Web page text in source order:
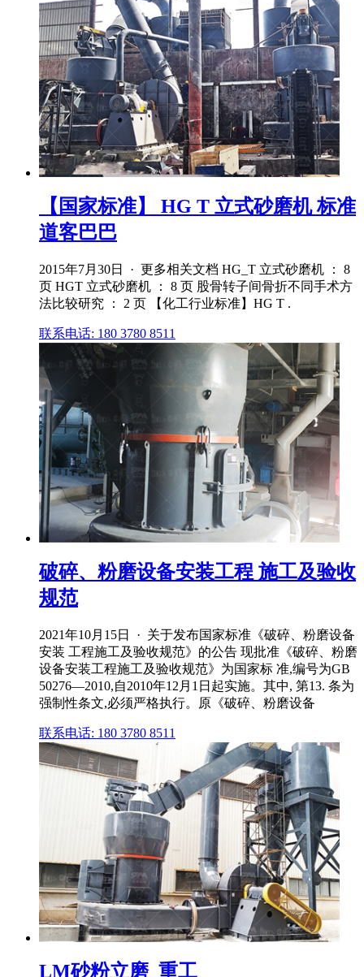
【国家标准】 HG T 立式砂磨机 标准
道客巴巴
2015年7月30日 · 更多相关文档 HG_T 立式砂磨机 ： 8
页 HGT 立式砂磨机 ： 8 页 股骨转子间骨折不同手术方
法比较研究 ： 2 页 【化工行业标准】HG T .
联系电话: 180 3780 8511
破碎、粉磨设备安装工程 施工及验收
规范
2021年10月15日 · 关于发布国家标准《破碎、粉磨设备
安装 工程施工及验收规范》的公告 现批准《破碎、粉磨
设备安装工程施工及验收规范》为国家标 准,编号为GB
50276—2010,自2010年12月1日起实施。其中, 第13. 条为
强制性条文,必须严格执行。原《破碎、粉磨设备
联系电话: 180 3780 8511
LM砂粉立磨_重工